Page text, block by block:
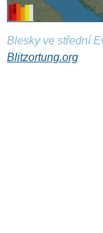
Blesky ve střední
Blitzortung.org